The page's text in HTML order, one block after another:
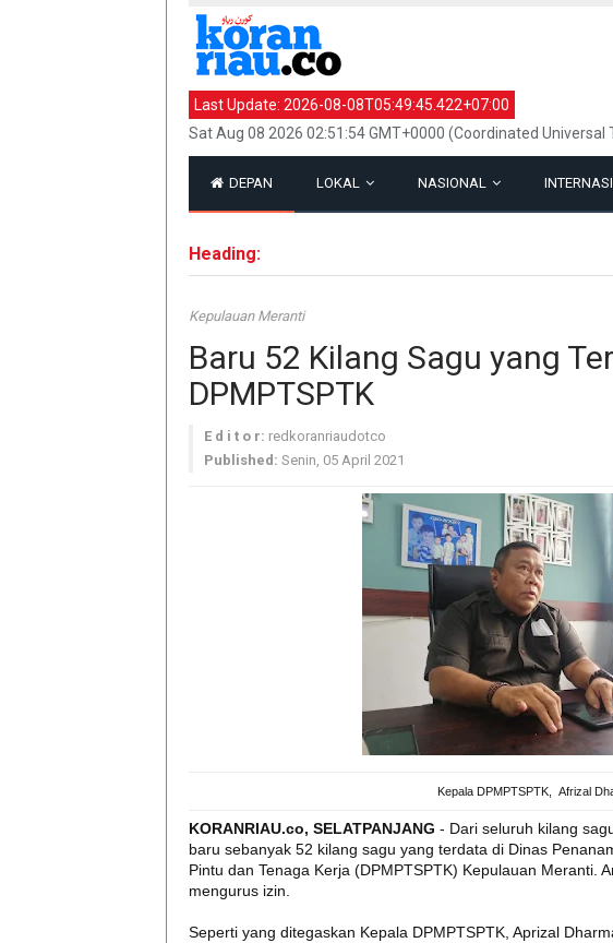
Last Update: 2026-08-08T05:49:45.422+07:00
Sat Aug 08 2026 02:51:54 GMT+0000 (Coordinated Universal
DEPAN LOKAL NASIONAL
Heading:
Kepulauan Meranti
Baru 52 Kilang Sagu yang
DPMPTSPTK
E d i t o r: redkoranriaudotco
Published: Senin, 05 April 2021
Kepala DPMPTSPTK, Afrizal
KORANRIAU.co, SELATPANJANG - Dari seluruh kilang
baru sebanyak 52 kilang sagu yang terdata di Dinas
Pintu dan Tenaga Kerja (DPMPTSPTK) Kepulauan Meranti.
mengurus izin.
Seperti yang ditegaskan Kepala DPMPTSPTK, Aprizal